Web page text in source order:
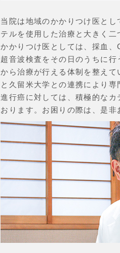
当院は地域のかかりつけ医と
テルを使用した治療と大きく二
かかりつけ医としては、採血
超音波検査をその日のうちに
から治療が行える体制を整え
と久留米大学との連携により専
進行癌に対しては、積極的な
おります。お困りの際は、是非